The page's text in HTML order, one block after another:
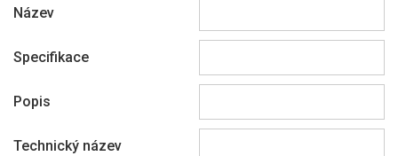
Název
Specifikace
Popis
Technický název